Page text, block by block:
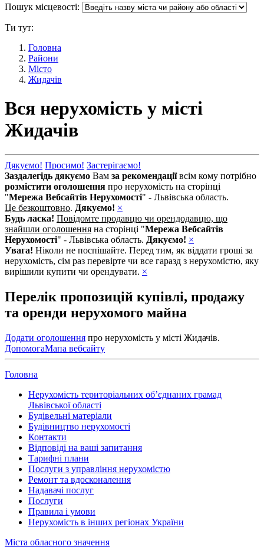
Пошук місцевості:
Ти тут:
Головна
Райони
Місто
Жидачів
Вся нерухомість у місті
Жидачів
Дякуємо! Просимо! Застерігаємо!
Заздалегідь дякуємо Вам за рекомендаціївсім кому потрібно
розмістити оголошення про нерухомість на сторінці
"Мережа Вебсайтів Нерухомості" - Львівська область.
Це безкоштовно. Дякуємо! ×
Будь ласка! Повідомте продавцю чи орендодавцю, що
знайшли оголошення на сторінці "Мережа Вебсайтів
Нерухомості" - Львівська область. Дякуємо! ×
Увага! Ніколи не поспішайте. Перед тим, як віддати гроші за
нерухомість, сім раз перевірте чи все гаразд з нерухомістю, яку
вирішили купити чи орендувати. ×
Перелік пропозицій купівлі, продажу
та оренди нерухомого майна
Додати оголошення про нерухомість у місті Жидачів.
ДопомогаМапа вебсайту
Головна
Нерухомість територіальних об’єднаних грамад
Львівської області
Будівельні матеріали
Будівництво нерухомості
Контакти
Відповіді на ваші запитання
Тарифні плани
Послуги з управління нерухомістю
Ремонт та вдосконалення
Надавачі послуг
Послуги
Правила і умови
Нерухомість в інших регіонах України
Міста обласного значення